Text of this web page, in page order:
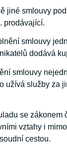
jiné smlouvy
prodávající.
smlouvy
dodává
smlouvy
služby za
se
vztahy i
cestou.